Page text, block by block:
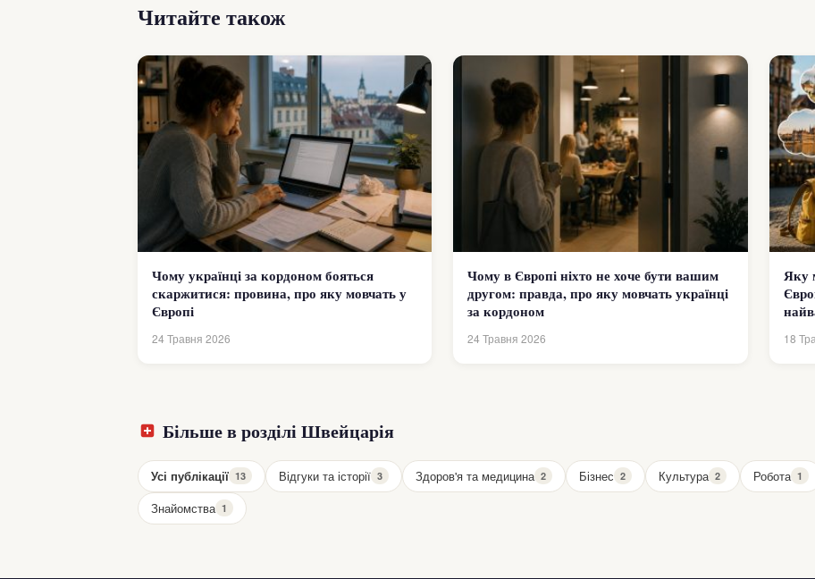
Читайте також
Чому українці за кордоном бояться
скаржитися: провина, про яку мовчать у
Європі
24 Травня 2026
Чому в Європі ніхто не хоче бути вашим
другом: правда, про яку мовчать українці
за кордоном
24 Травня 2026
Яку
18
Більше в розділі Швейцарія
Усі публікації 13 Відгуки та історії 3 Здоров'я та медицина 2 Бізнес 2 Культура 2 Робота 1
Знайомства 1